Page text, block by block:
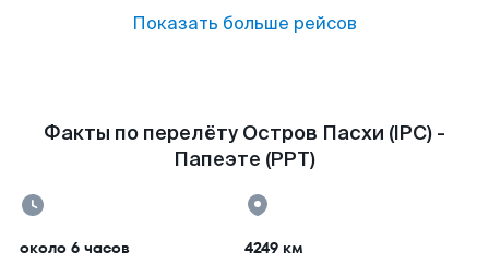
Показать больше рейсов
Факты по перелёту Остров Пасхи (IPC) -
Папеэте (PPT)
около 6 часов 4249 км